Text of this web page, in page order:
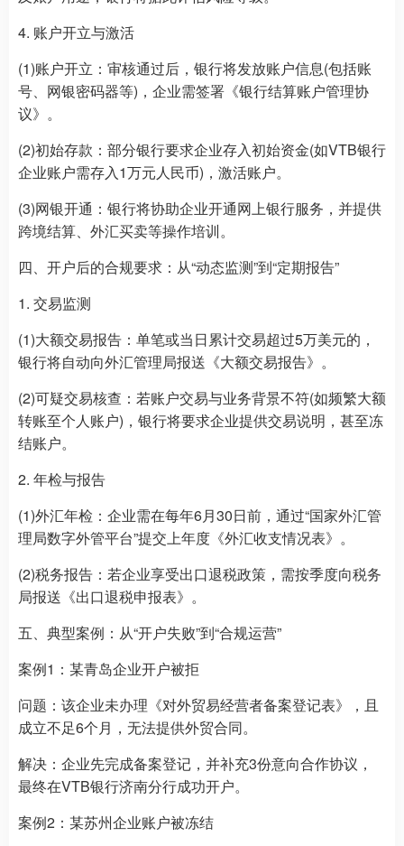
4. 账户开立与激活
(1)账户开立：审核通过后，银行将发放账户信息(包括账
号、网银密码器等)，企业需签署《银行结算账户管理协
议》。
(2)初始存款：部分银行要求企业存入初始资金(如VTB银行
企业账户需存入1万元人民币)，激活账户。
(3)网银开通：银行将协助企业开通网上银行服务，并提供
跨境结算、外汇买卖等操作培训。
四、开户后的合规要求：从“动态监测”到“定期报告”
1. 交易监测
(1)大额交易报告：单笔或当日累计交易超过5万美元的，
银行将自动向外汇管理局报送《大额交易报告》。
(2)可疑交易核查：若账户交易与业务背景不符(如频繁大额
转账至个人账户)，银行将要求企业提供交易说明，甚至冻
结账户。
2. 年检与报告
(1)外汇年检：企业需在每年6月30日前，通过“国家外汇管
理局数字外管平台”提交上年度《外汇收支情况表》。
(2)税务报告：若企业享受出口退税政策，需按季度向税务
局报送《出口退税申报表》。
五、典型案例：从“开户失败”到“合规运营”
案例1：某青岛企业开户被拒
问题：该企业未办理《对外贸易经营者备案登记表》，且
成立不足6个月，无法提供外贸合同。
解决：企业先完成备案登记，并补充3份意向合作协议，
最终在VTB银行济南分行成功开户。
案例2：某苏州企业账户被冻结